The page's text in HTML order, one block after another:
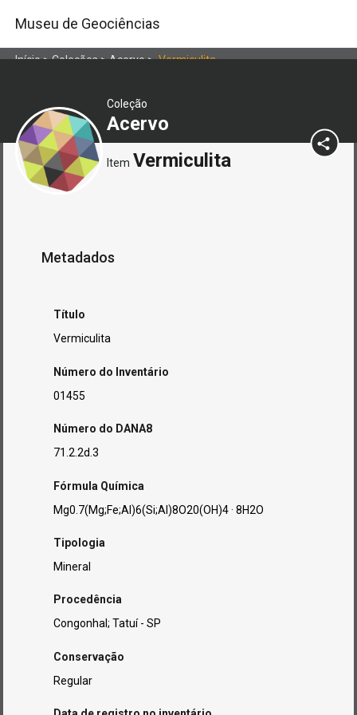
Museu de Geociências
Início>Coleções>Acervo>Vermiculita
Coleção
Acervo
Item Vermiculita
Metadados
Título
Vermiculita
Número do Inventário
01455
Número do DANA8
71.2.2d.3
Fórmula Química
Mg0.7(Mg;Fe;Al)6(Si;Al)8O20(OH)4 · 8H2O
Tipologia
Mineral
Procedência
Congonhal; Tatuí - SP
Conservação
Regular